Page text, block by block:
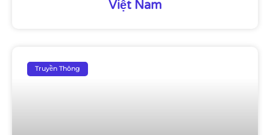
Việt Nam
Truyền Thông